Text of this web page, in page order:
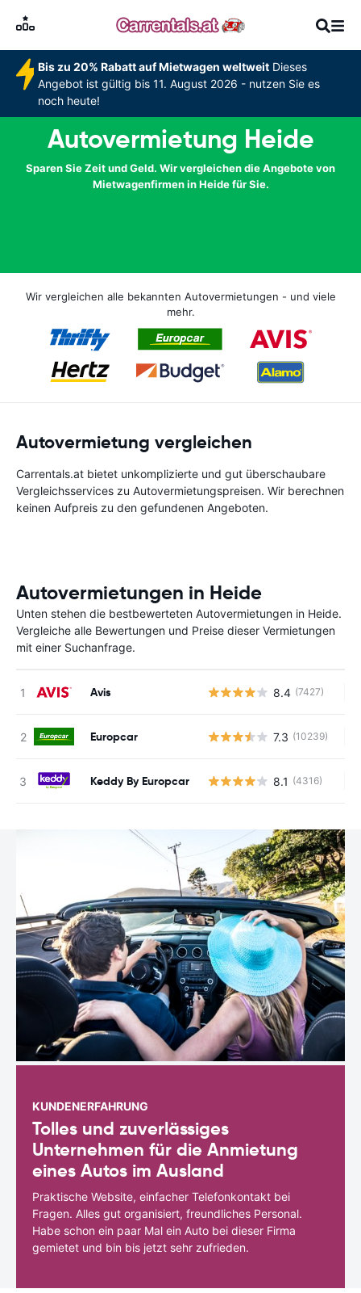
Bis zu 20% Rabatt auf Mietwagen weltweitDieses
Angebot ist gültig bis 11. August 2026 - nutzen Sie es
noch heute!
Autovermietung Heide
Sparen Sie Zeit und Geld. Wir vergleichen die Angebote von
Mietwagenfirmen in Heide für Sie.
Wir vergleichen alle bekannten Autovermietungen - und viele
mehr.
Autovermietung vergleichen
Carrentals.at bietet unkomplizierte und gut überschaubare
Vergleichsservices zu Autovermietungspreisen. Wir berechnen
keinen Aufpreis zu den gefundenen Angeboten.
Autovermietungen in Heide
Unten stehen die bestbewerteten Autovermietungen in Heide.
Vergleiche alle Bewertungen und Preise dieser Vermietungen
mit einer Suchanfrage.
Avis 8.4 (7427)
Europcar 7.3 (10239)
Keddy By Europcar 8.1 (4316)
KUNDENERFAHRUNG
Tolles und zuverlässiges
Unternehmen für die Anmietung
eines Autos im Ausland
Praktische Website, einfacher Telefonkontakt bei
Fragen. Alles gut organisiert, freundliches Personal.
Habe schon ein paar Mal ein Auto bei dieser Firma
gemietet und bin bis jetzt sehr zufrieden.